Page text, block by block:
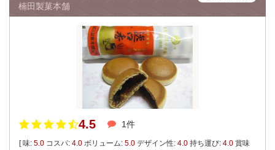
楠田製菓本舗
4.5 1件
[ 味: 5.0 コスパ: 4.0 ボリューム: 5.0 デザイン性: 4.0 持ち運び: 4.0 賞味